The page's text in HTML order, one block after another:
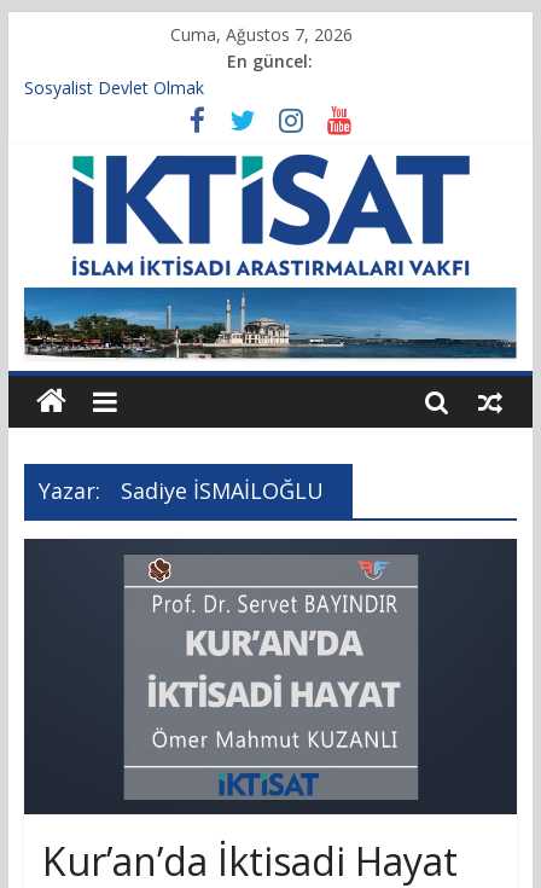
Cuma, Ağustos 7, 2026
En güncel:
Sosyalist Devlet Olmak
Vakıf Başkanımız Prof. Dr. Servet BAYINDIR, 10.04.2025 tarihli
Cumhurbaşkanlığı Kararnamesi’nin 21’inci maddesi gereğince
yeniden atandı.
Kur’an’da İktisadi Hayat
Finansı Yönetmek…
Tulumbanın Suyu
Yazar: Sadiye İSMAİLOĞLU
Kur’an’da İktisadi Hayat